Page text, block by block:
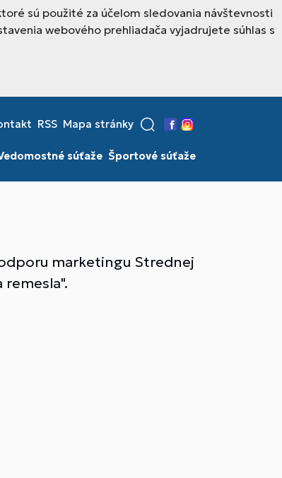
sú použité za účelom sledovania návštevnosti
webového prehliadača vyjadrujete súhlas s
RSS Mapa stránky
Facebook
Instagram
súťaže Športové súťaže
marketingu Strednej